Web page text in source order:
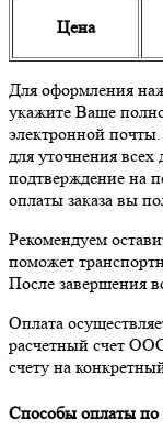
Цена
Для оформления
укажите Ваше
электронной
для уточнения всех
подтверждение на
оплаты заказа вы
Рекомендуем
поможет
После завершения
Оплата
расчетный счет
счету на
Способы оплаты по